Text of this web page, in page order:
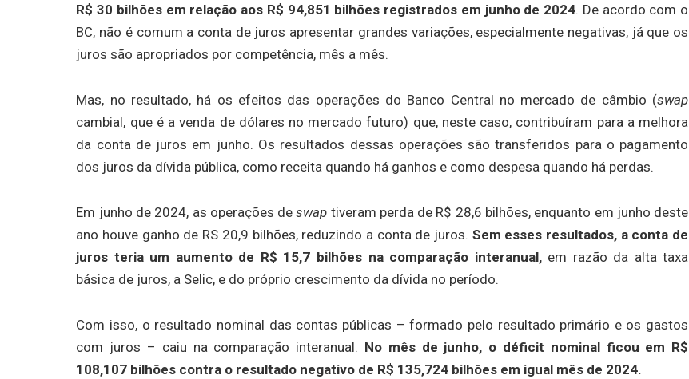
R$ 30 bilhões em relação aos R$ 94,851 bilhões registrados em junho de 2024. De acordo com o
BC, não é comum a conta de juros apresentar grandes variações, especialmente negativas, já que os
juros são apropriados por competência, mês a mês.
Mas, no resultado, há os efeitos das operações do Banco Central no mercado de câmbio (swap
cambial, que é a venda de dólares no mercado futuro) que, neste caso, contribuíram para a melhora
da conta de juros em junho. Os resultados dessas operações são transferidos para o pagamento
dos juros da dívida pública, como receita quando há ganhos e como despesa quando há perdas.
Em junho de 2024, as operações de swap tiveram perda de R$ 28,6 bilhões, enquanto em junho deste
ano houve ganho de RS 20,9 bilhões, reduzindo a conta de juros. Sem esses resultados, a conta de
juros teria um aumento de R$ 15,7 bilhões na comparação interanual,em razão da alta taxa
básica de juros, a Selic, e do próprio crescimento da dívida no período.
Com isso, o resultado nominal das contas públicas – formado pelo resultado primário e os gastos
com juros – caiu na comparação interanual. No mês de junho, o déficit nominal ficou em R$
108,107 bilhões contra o resultado negativo de R$ 135,724 bilhões em igual mês de 2024.